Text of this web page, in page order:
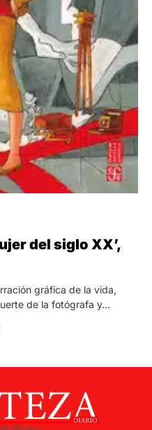
del siglo XX’,
gráfica de la vida,
de la fotógrafa y…